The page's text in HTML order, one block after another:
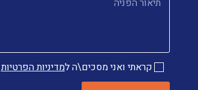
קראתי ואני מסכים\ה למדיניות הפרטיות